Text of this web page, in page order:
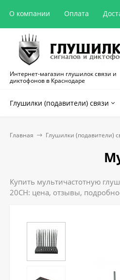
О компании Оплата
Интернет-магазин глушилок связи и
диктофонов в Краснодаре
Глушилки (подавители) связи
Главная Глушилки (подавители)
Купить мультичастотную
20CH: цена, отзывы,